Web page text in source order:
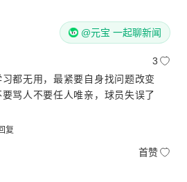
@元宝 一起聊新闻
3
都无用，最紧要自身找问题改变
骂人不要任人唯亲，球员失误了
复
首赞